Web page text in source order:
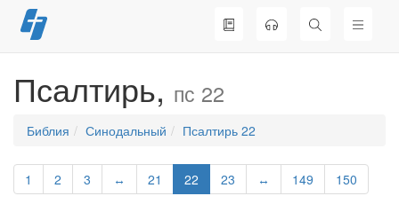
Перейти
к
Псалтирь, пс 22
Библия Синодальный Псалтирь 22
1 2 3 ↔ 21 22 23 ↔ 149 150